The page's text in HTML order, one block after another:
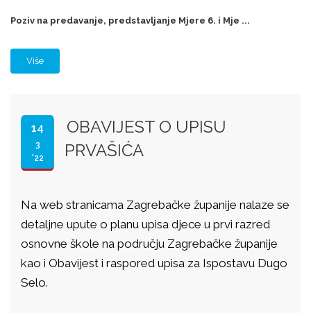
Poziv na predavanje, predstavljanje Mjere 6. i Mje ...
Više
14
3
'22
OBAVIJEST O UPISU
PRVAŠIĆA
Na web stranicama Zagrebačke županije nalaze se
detaljne upute o planu upisa djece u prvi razred
osnovne škole na području Zagrebačke županije
kao i Obavijest i raspored upisa za Ispostavu Dugo
Selo.